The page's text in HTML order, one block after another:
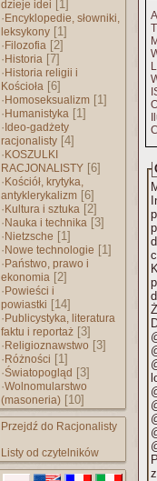
dzieje idei [1]
· Encyklopedie, słowniki,
leksykony [1]
· Filozofia [2]
· Historia [7]
· Historia religii i
Kościoła [6]
· Homoseksualizm [1]
· Humanistyka [1]
· Ideo-gadżety
racjonalisty [4]
· KOSZULKI
RACJONALISTY [6]
· Kościół, krytyka,
antyklerykalizm [6]
· Kultura i sztuka [2]
· Nauka i technika [3]
· Nietzsche [1]
· Nowe technologie [1]
· Państwo, prawo i
ekonomia [2]
· Powieści i
powiastki [14]
· Publicystyka, literatura
faktu i reportaż [3]
· Religioznawstwo [3]
· Różności [1]
·Światopogląd [3]
·Wolnomularstwo
(masoneria) [10]
Przejdź do Racjonalisty
Listy od czytelników